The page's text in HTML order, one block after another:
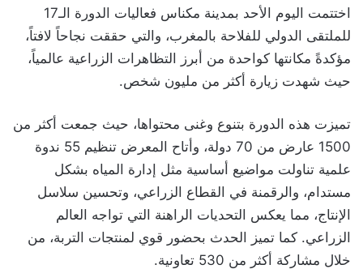
اختتمت اليوم الأحد بمدينة مكناس فعاليات الدورة الـ17
للملتقى الدولي للفلاحة بالمغرب، والتي حققت نجاحاً لافتاً،
مؤكدةً مكانتها كواحدة من أبرز التظاهرات الزراعية عالمياً،
حيث شهدت زيارة أكثر من مليون شخص.
تميزت هذه الدورة بتنوع وغنى محتواها، حيث جمعت أكثر من
1500 عارض من 70 دولة، وأتاح المعرض تنظيم 55 ندوة
علمية تناولت مواضيع أساسية مثل إدارة المياه بشكل
مستدام، والرقمنة في القطاع الزراعي، وتحسين سلاسل
الإنتاج، مما يعكس التحديات الراهنة التي تواجه العالم
الزراعي. كما تميز الحدث بحضور قوي لمنتجات التربة، من
خلال مشاركة أكثر من 530 تعاونية.